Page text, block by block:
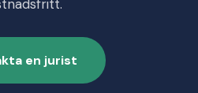
en jurist